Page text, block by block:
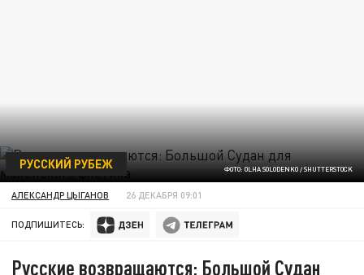
ФОТО: OLHA SOLODENKO / SHUTTERSTOCK
РУССКИЙ РУБЕЖ
АЛЕКСАНДР ЦЫГАНОВ 26 ДЕКАБРЯ 09:01
ПОДПИШИТЕСЬ:
Русские возвращаются: Большой Судан